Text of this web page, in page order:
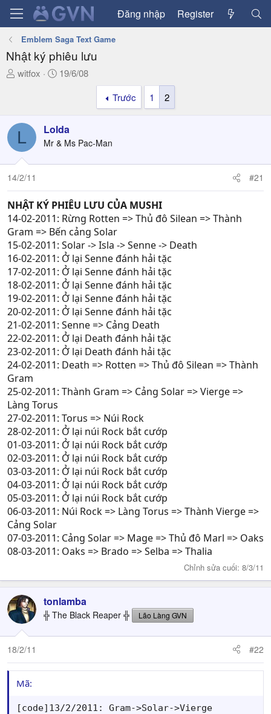
Đăng nhập Register
Emblem Saga Text Game
Nhật ký phiêu lưu
T
a
s
t
a
t
e
r
witfox
N
g
ử
i
19/6/08
Trước
1 2
L Lolda
Mr & Ms Pac-Man
14/2/11 #21
NHẬT KÝ PHIÊU LƯU CỦA MUSHI
14-02-2011: Rừng Rotten => Thủ đô Silean => Thành
Gram => Bến cảng Solar
15-02-2011: Solar -> Isla -> Senne -> Death
16-02-2011: Ở lại Senne đánh hải tặc
17-02-2011: Ở lại Senne đánh hải tặc
18-02-2011: Ở lại Senne đánh hải tặc
19-02-2011: Ở lại Senne đánh hải tặc
20-02-2011: Ở lại Senne đánh hải tặc
21-02-2011: Senne => Cảng Death
22-02-2011: Ở lại Death đánh hải tặc
23-02-2011: Ở lại Death đánh hải tặc
24-02-2011: Death => Rotten => Thủ đô Silean => Thành
Gram
25-02-2011: Thành Gram => Cảng Solar => Vierge =>
Làng Torus
27-02-2011: Torus => Núi Rock
28-02-2011: Ở lại núi Rock bắt cướp
01-03-2011: Ở lại núi Rock bắt cướp
02-03-2011: Ở lại núi Rock bắt cướp
03-03-2011: Ở lại núi Rock bắt cướp
04-03-2011: Ở lại núi Rock bắt cướp
05-03-2011: Ở lại núi Rock bắt cướp
06-03-2011: Núi Rock => Làng Torus => Thành Vierge =>
Cảng Solar
07-03-2011: Cảng Solar => Mage => Thủ đô Marl => Oaks
08-03-2011: Oaks => Brado => Selba => Thalia
Chỉnh sửa cuối: 8/3/11
tonlamba
╬ The Black Reaper ╬ Lão Làng GVN
18/2/11 #22
Mã:
[code]13/2/2011: Gram->Solar->Vierge